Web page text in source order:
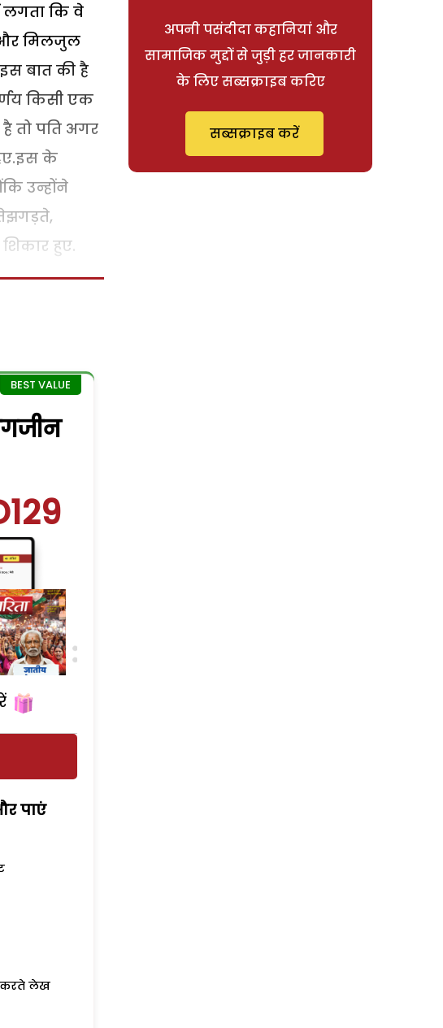
लगता कि वे
मिलजुल
बात की है
किसी एक
तो पति अगर
के
उन्होंने
हुए.
पाएं
करते लेख
अपनी पसंदीदा कहानियां और
सामाजिक मुद्दों से जुड़ी हर जानकारी
के लिए सब्सक्राइब करिए
सब्सक्राइब करें